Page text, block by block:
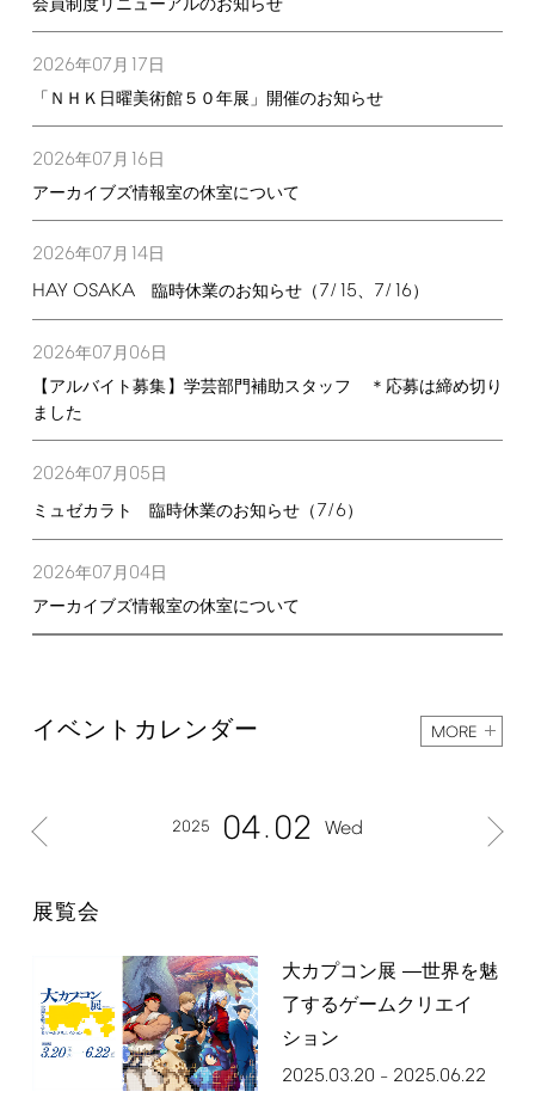
会員制度リニューアルのお知らせ
2026年07月 17日
「ＮＨＫ日曜美術館５０年展」開催のお知らせ
2026年07月 16日
アーカイブズ情報室の休室について
2026年07月 14日
HAY OSAKA臨時休業のお知らせ（7/15、 7/16）
2026年07月 06日
【アルバイト募集】学芸部門補助スタッフ ＊応募は締め切り
ました
2026年07月 05日
ミュゼカラト 臨時休業のお知らせ（7/6）
2026年07月 04日
アーカイブズ情報室の休室について
イベントカレンダー MORE
2025 04 02 Wed
展覧会
大カプコン展 ―世界を魅
了するゲームクリエイ
ション
2025.03.20 – 2025.06.22